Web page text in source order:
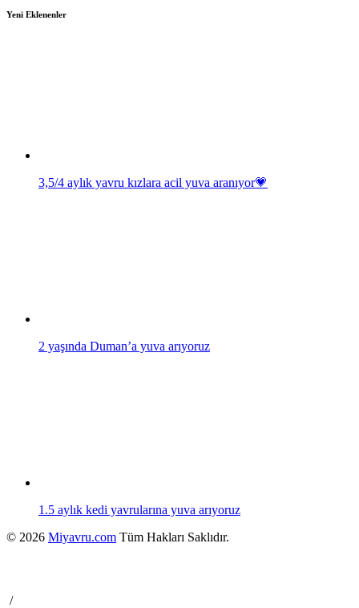
Yeni Eklenenler
3,5/4 aylık yavru kızlara acil yuva aranıyor💗
2 yaşında Duman’a yuva arıyoruz
1.5 aylık kedi yavrularına yuva arıyoruz
© 2026 Miyavru.com Tüm Hakları Saklıdır.
/